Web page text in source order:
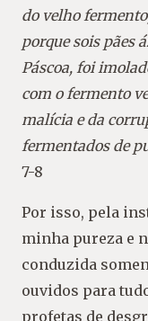
do velho
porque sois pães
Páscoa, foi
com o fermento
malícia e da
fermentados de
7-8
Por isso, pela
minha pureza e
conduzida
ouvidos para
profetas de